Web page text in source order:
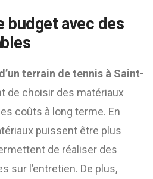
budget avec des
terrain de tennis à Saint-
de choisir des matériaux
coûts à long terme. En
puissent être plus
de réaliser des
sur l’entretien. De plus,